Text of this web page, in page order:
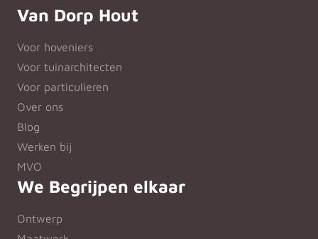
Van Dorp Hout
Voor hoveniers
Voor tuinarchitecten
Voor particulieren
Over ons
Blog
Werken bij
MVO
We Begrijpen elkaar
Ontwerp